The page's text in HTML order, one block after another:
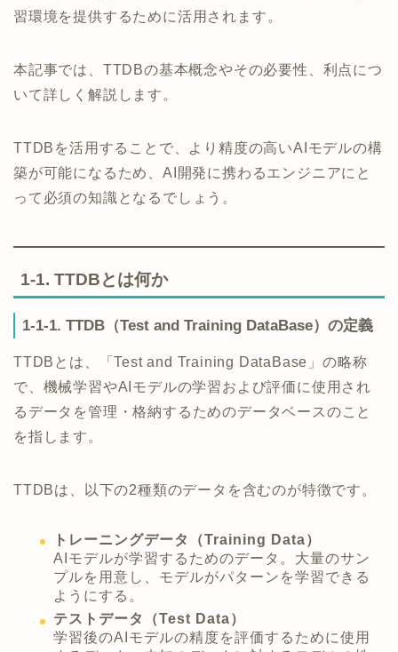
習環境を提供するために活用されます。
本記事では、TTDBの基本概念やその必要性、利点につ
いて詳しく解説します。
TTDBを活用することで、より精度の高いAIモデルの構
築が可能になるため、AI開発に携わるエンジニアにと
って必須の知識となるでしょう。
1-1. TTDBとは何か
1-1-1. TTDB（Test and Training DataBase）の定義
TTDBとは、「Test and Training DataBase」の略称
で、機械学習やAIモデルの学習および評価に使用され
るデータを管理・格納するためのデータベースのこと
を指します。
TTDBは、以下の2種類のデータを含むのが特徴です。
トレーニングデータ（Training Data）
AIモデルが学習するためのデータ。大量のサン
プルを用意し、モデルがパターンを学習できる
ようにする。
テストデータ（Test Data）
学習後のAIモデルの精度を評価するために使用